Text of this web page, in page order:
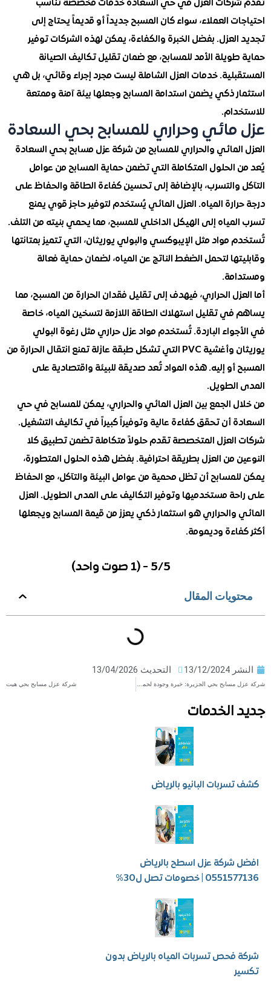
العزل في حي السعادة خدمات مخصصة تناسب
العملاء، سواء كان المسبح جديداً أو قديماً يحتاج إلى
بفضل الخبرة والكفاءة، يمكن لهذه الشركات توفير
الأمد للمسابح، مع ضمان تقليل تكاليف الصيانة
خدمات العزل الشاملة ليست مجرد إجراء وقائي، بل هي
ذكي يضمن استدامة المسابح وجعلها بيئة آمنة وممتعة
وحراري للمسابح بحي السعادة
والحراري للمسابح من شركة عزل مسابح بحي السعادة
الحلول المتكاملة التي تضمن حماية المسابح من عوامل
والتسرب، بالإضافة إلى تحسين كفاءة الطاقة والحفاظ على
المياه. العزل المائي يُستخدم لتوفير حاجز قوي يمنع
إلى الهيكل الداخلي للمسبح، مما يحمي بنيته من التلف.
مواد مثل الإيبوكسي والبولي يوريثان، التي تتميز بمتانتها
لتحمل الضغط الناتج عن المياه، لضمان حماية فعالة
الحراري، فيهدف إلى تقليل فقدان الحرارة من المسبح، مما
تقليل استهلاك الطاقة اللازمة لتسخين المياه، خاصة
الباردة. تُستخدم مواد عزل حراري مثل رغوة البولي
يوريثان وأغشية PVC التي تشكل طبقة عازلة تمنع انتقال الحرارة من
أو إليه. هذه المواد تُعد صديقة للبيئة واقتصادية على
الجمع بين العزل المائي والحراري، يمكن للمسابح في حي
أن تحقق كفاءة عالية وتوفيراً كبيراً في تكاليف التشغيل.
المتخصصة تقدم حلولاً متكاملة تضمن تطبيق كلا
من العزل بطريقة احترافية. بفضل هذه الحلول المتطورة،
أن تظل محمية من عوامل البيئة والتآكل، مع الحفاظ
مستخدميها وتوفير التكاليف على المدى الطويل. العزل
والحراري هو استثمار ذكي يعزز من قيمة المسابح ويجعلها
وديمومة.
المقال
13/12/2024 التحديث 13/04/2026
شركة عزل مسابح بحي الجزيرة: خبرة وجودة لحماية مستدامة شركة عزل مسابح بحي هيت
الخدمات
البانيو بالرياض
شركة عزل اسطح بالرياض
| خصومات تصل ل30%
فحص تسربات المياه بالرياض بدون